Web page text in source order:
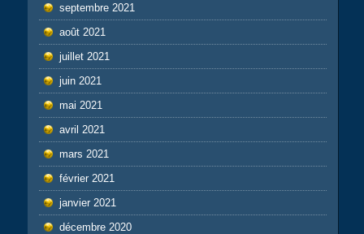
septembre 2021
août 2021
juillet 2021
juin 2021
mai 2021
avril 2021
mars 2021
février 2021
janvier 2021
décembre 2020